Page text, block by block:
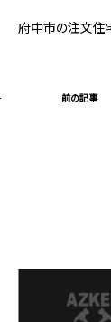
府中市の注文住
前の記事